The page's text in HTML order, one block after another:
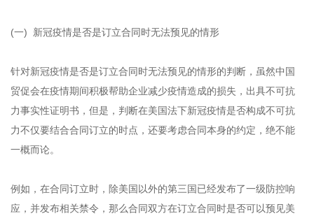
(一) 新冠疫情是否是订立合同时无法预见的情形
针对新冠疫情是否是订立合同时无法预见的情形的判断，虽然中国
贸促会在疫情期间积极帮助企业减少疫情造成的损失，出具不可抗
力事实性证明书，但是，判断在美国法下新冠疫情是否构成不可抗
力不仅要结合合同订立的时点，还要考虑合同本身的约定，绝不能
一概而论。
例如，在合同订立时，除美国以外的第三国已经发布了一级防控响
应，并发布相关禁令，那么合同双方在订立合同时是否可以预见美